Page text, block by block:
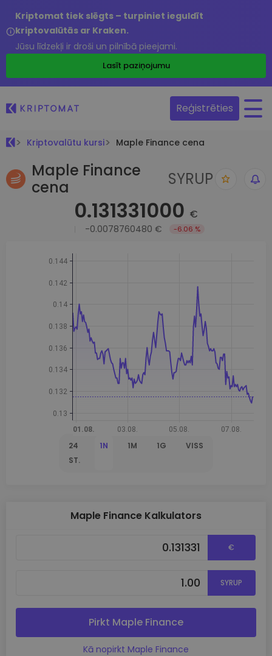
Kriptomat tiek slēgts – turpiniet ieguldīt
kriptovalūtās ar Kraken.
Jūsu līdzekļi ir droši un pilnībā pieejami.
Lasīt paziņojumu
Reģistrēties
Kriptovalūtu kursi Maple Finance cena
Maple Finance
cena
SYRUP
0.131331000 €
-0.0078760480 € -6.06 %
24
ST.
1N 1M 1G VISS
Maple Finance Kalkulators
€
SYRUP
Pirkt Maple Finance
Kā nopirkt Maple Finance